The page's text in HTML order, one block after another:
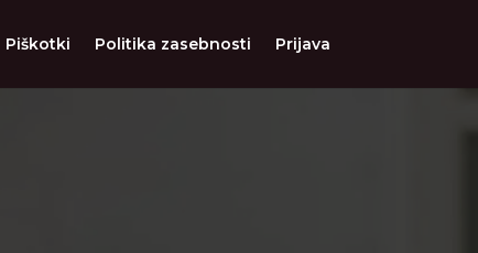
Piškotki Politika zasebnosti Prijava